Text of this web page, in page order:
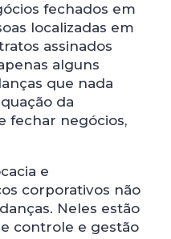
fechados em
localizadas em
assinados
alguns
que nada
da
fechar negócios,
e
corporativos não
Neles estão
controle e gestão